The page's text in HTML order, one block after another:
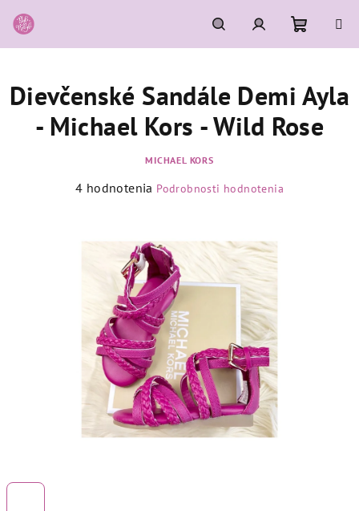
na
obsah
HľadaťPrihlásenie
košík
Dievčenské Sandále Demi Ayla
- Michael Kors - Wild Rose
MICHAEL KORS
Priemerné
hviezdičiek.
4 hodnotenia Podrobnosti hodnotenia